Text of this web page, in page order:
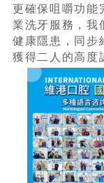
更確保咀嚼功能
業洗牙服務，我
健康隱患，同步
獲得二人的高度